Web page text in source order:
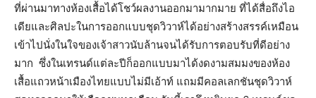
ที่ผ่านมาทางห้องเสื้อได้โชว์ผลงานออกมามากมาย ที่ได้สื่อถึงไอ
เดียและศิลปะในการออกแบบชุดวิวาห์ได้อย่างสร้างสรรค์เหมือน
เข้าไปนั่งในใจของเจ้าสาวนับล้านจนได้รับการตอบรับที่ดีอย่าง
มาก ซึ่งในเทรนด์แต่ละปีก็ออกแบบมาได้งดงามสมมงของห้อง
เสื้อแถวหน้าเมืองไทยแบบไม่มีเอ้าท์ แถมมีคอลเลกชันชุดวิวาห์